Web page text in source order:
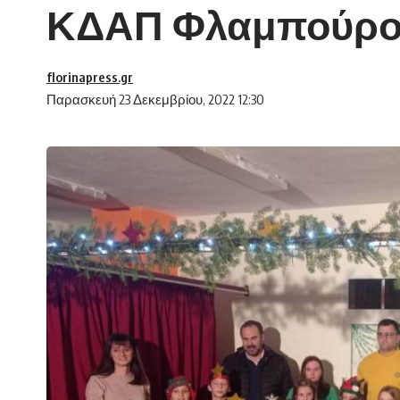
ΚΔΑΠ
Παρασκευή 23 Δεκεμβρίου, 2022 12:30
florinapress.gr